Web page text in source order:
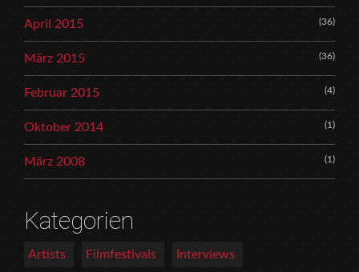
April 2015 (36)
März 2015 (36)
Februar 2015 (4)
Oktober 2014 (1)
März 2008 (1)
Kategorien
Artists Filmfestivals Interviews